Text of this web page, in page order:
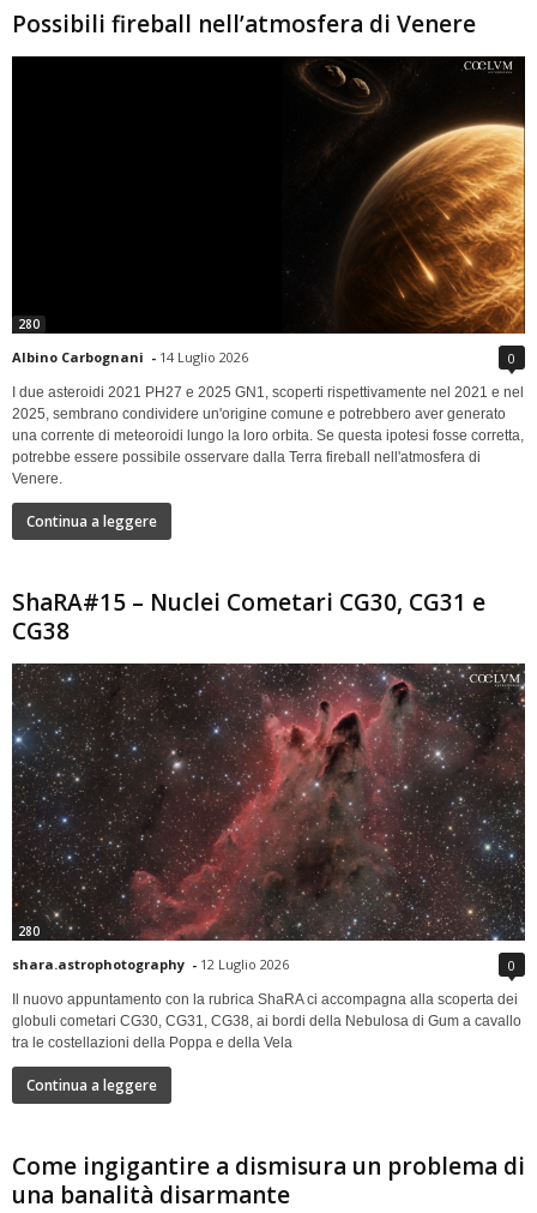
Possibili fireball nell’atmosfera di Venere
280
Albino Carbognani - 14 Luglio 2026 0
I due asteroidi 2021 PH27 e 2025 GN1, scoperti rispettivamente nel 2021 e nel
2025, sembrano condividere un'origine comune e potrebbero aver generato
una corrente di meteoroidi lungo la loro orbita. Se questa ipotesi fosse corretta,
potrebbe essere possibile osservare dalla Terra fireball nell'atmosfera di
Venere.
Continua a leggere
ShaRA#15 – Nuclei Cometari CG30, CG31 e
CG38
280
shara.astrophotography - 12 Luglio 2026 0
Il nuovo appuntamento con la rubrica ShaRA ci accompagna alla scoperta dei
globuli cometari CG30, CG31, CG38, ai bordi della Nebulosa di Gum a cavallo
tra le costellazioni della Poppa e della Vela
Continua a leggere
Come ingigantire a dismisura un problema di
una banalità disarmante